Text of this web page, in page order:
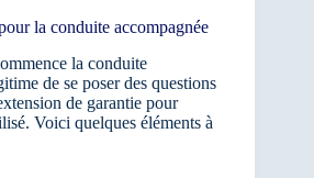
la conduite accompagnée
la conduite
de se poser des questions
de garantie pour
Voici quelques éléments à